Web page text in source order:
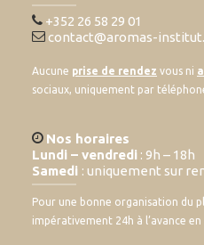
+352 26 58 29 01
contact@aromas-
Aucune prise de rendez vous ni
sociaux, uniquement par
Nos horaires
Lundi – vendredi : 9h – 18h
Samedi : uniquement sur
Pour une bonne organisation du
impérativement 24h à l’avance